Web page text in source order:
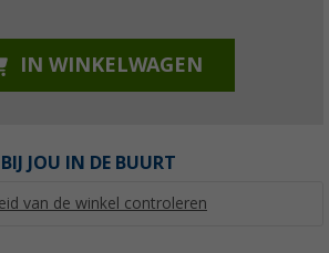
IN WINKELWAGEN
JOU IN DE BUURT
van de winkel controleren